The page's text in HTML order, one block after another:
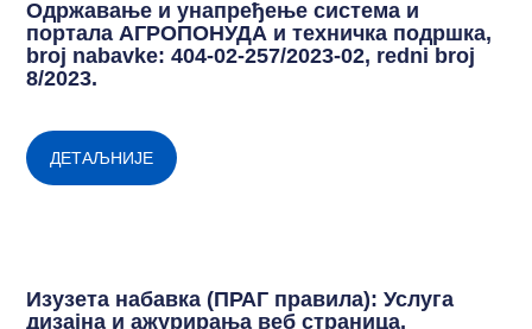
Одржавање и унапређење система и
портала АГРОПОНУДА и техничка подршка,
broj nabavke: 404-02-257/2023-02, redni broj
8/2023.
ДЕТАЉНИЈЕ
Изузета набавка (ПРАГ правила): Услуга
дизајна и ажурирања веб страница,